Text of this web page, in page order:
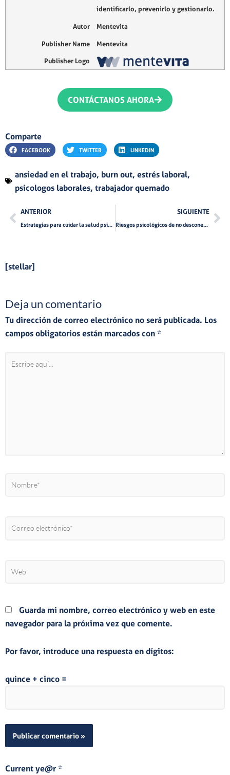
identificarlo, prevenirlo y gestionarlo.
Autor Mentevita
Publisher Name Mentevita
Publisher Logo
CONTÁCTANOS AHORA
Comparte
FACEBOOK TWITTER LINKEDIN
ansiedad en el trabajo, burn out, estrés laboral,
psicologos laborales, trabajador quemado
AntANTERIOR
Estrategias para cuidar la salud psicológica en el trabajo
SIGUIENTE
Riesgos psicológicos de no desconectar durante las vacaciones
[stellar]
Deja un comentario
Tu dirección de correo electrónico no será publicada. Los
campos obligatorios están marcados con *
Guarda mi nombre, correo electrónico y web en este
navegador para la próxima vez que comente.
Por favor, introduce una respuesta en dígitos:
quince + cinco =
Current ye@r *